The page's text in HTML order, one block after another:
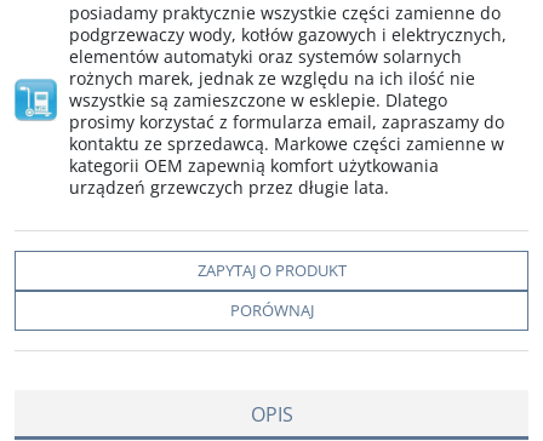
posiadamy praktycznie wszystkie części zamienne do
podgrzewaczy wody, kotłów gazowych i elektrycznych,
elementów automatyki oraz systemów solarnych
rożnych marek, jednak ze względu na ich ilość nie
wszystkie są zamieszczone w esklepie. Dlatego
prosimy korzystać z formularza email, zapraszamy do
kontaktu ze sprzedawcą. Markowe części zamienne w
kategorii OEM zapewnią komfort użytkowania
urządzeń grzewczych przez długie lata.
ZAPYTAJ O PRODUKT
PORÓWNAJ
OPIS